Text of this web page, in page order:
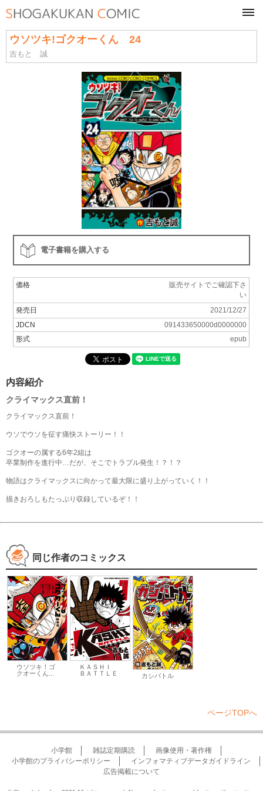
ウソツキ!ゴクオーくん 24
吉もと 誠
電子書籍を購入する
価格
販売サイトでご確認下さ
い
発売日
2021/12/27
JDCN
091433650000d0000000
形式
epub
内容紹介
クライマックス直前！
クライマックス直前！
ウソでウソを征す痛快ストーリー！！
ゴクオーの属する6年2組は
卒業制作を進行中…だが、そこでトラブル発生！？！？
物語はクライマックスに向かって最大限に盛り上がっていく！！
描きおろしもたっぷり収録しているぞ！！
同じ作者のコミックス
ウソツキ！ゴ
クオーくん...
ＫＡＳＨＩ
ＢＡＴＴＬＥ
カシバトル
ページTOPへ
小学館 雑誌定期購読
画像使用・著作権
小学館のプライバシーポリシー
インフォマティブデータガイドライン
広告掲載について